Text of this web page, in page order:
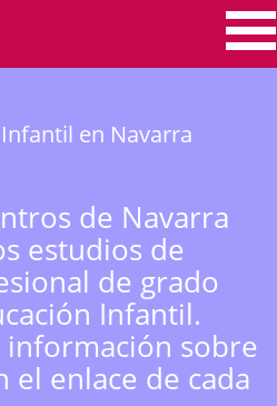
en Navarra
de Navarra
estudios de
de grado
Infantil.
sobre
el enlace de cada